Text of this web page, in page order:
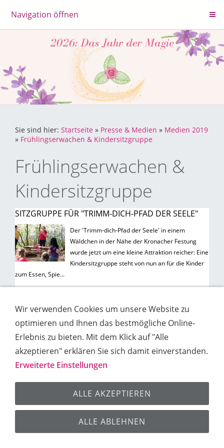
Navigation öffnen
Sie sind hier: Startseite » Presse & Medien » Medien 2019
» Frühlingserwachen & Kindersitzgruppe
Frühlingserwachen &
Kindersitzgruppe
SITZGRUPPE FÜR "TRIMM-DICH-PFAD DER SEELE"
Der 'Trimm-dich-Pfad der Seele' in einem
Wäldchen in der Nähe der Kronacher Festung
wurde jetzt um eine kleine Attraktion reicher: Eine
Kindersitzgruppe steht von nun an für die Kinder
zum Essen, Spie...
Impressum Kontakt Datenschutz
Sitemap
© 2026 Ganzheitliche Gesundheit Lorenga® e.V.
Wir verwenden Cookies um unsere Website zu
optimieren und Ihnen das bestmögliche Online-
Erlebnis zu bieten. Mit dem Klick auf "Alle
akzeptieren" erklären Sie sich damit einverstanden.
Erweiterte Einstellungen
ALLE AKZEPTIEREN
ALLE ABLEHNEN